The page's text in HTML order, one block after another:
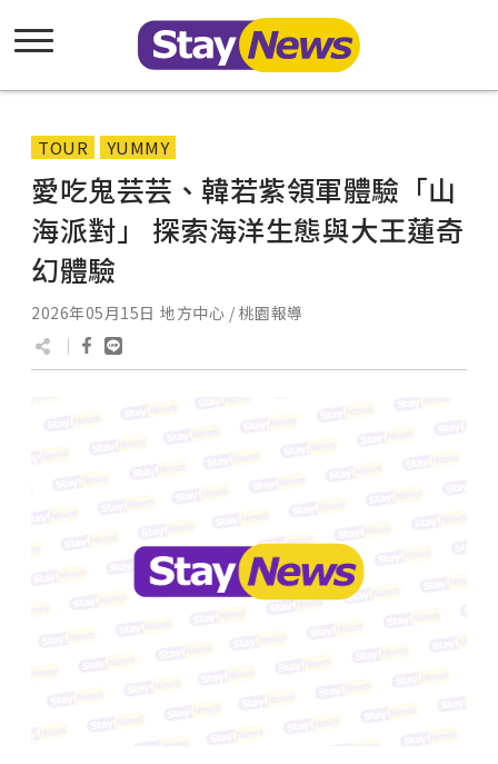
TOUR YUMMY
愛吃鬼芸芸、韓若紫領軍體驗「山
海派對」 探索海洋生態與大王蓮奇
幻體驗
2026年05月15日 地方中心 / 桃園報導